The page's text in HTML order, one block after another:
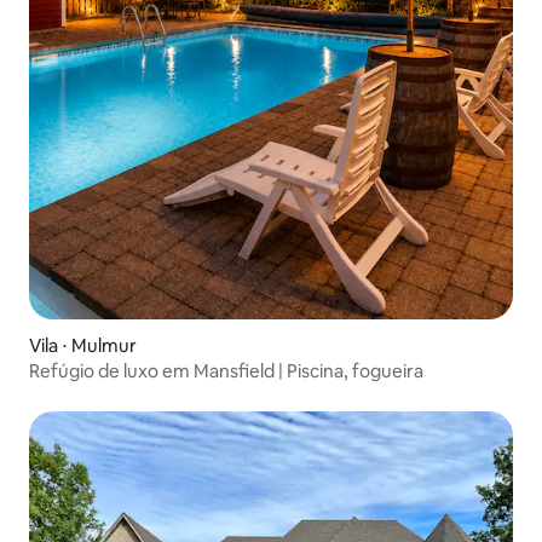
Vila ⋅ Mulmur
Refúgio de luxo em Mansfield | Piscina, fogueira